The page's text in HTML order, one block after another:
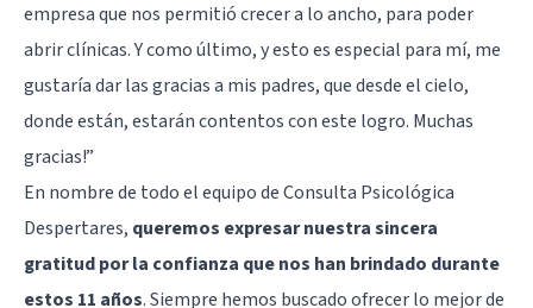
empresa que nos permitió crecer a lo ancho, para poder
abrir clínicas. Y como último, y esto es especial para mí, me
gustaría dar las gracias a mis padres, que desde el cielo,
donde están, estarán contentos con este logro. Muchas
gracias!”
En nombre de todo el equipo de Consulta Psicológica
Despertares, queremos expresar nuestra sincera
gratitud por la confianza que nos han brindado durante
estos 11 años. Siempre hemos buscado ofrecer lo mejor de